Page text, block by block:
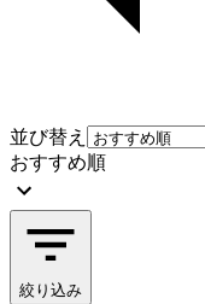
並び替え
おすすめ順
絞り込み